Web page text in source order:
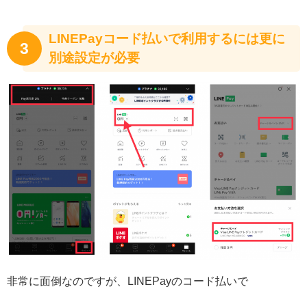
3
LINEPayコード払いで利用するには更に
別途設定が必要
非常に面倒なのですが、LINEPayのコード払いで